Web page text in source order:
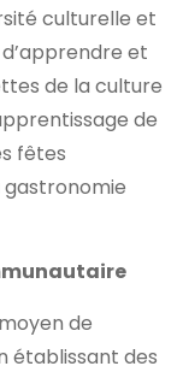
culturelle et
et
de la culture
de
fêtes
gastronomie
de
établissant des